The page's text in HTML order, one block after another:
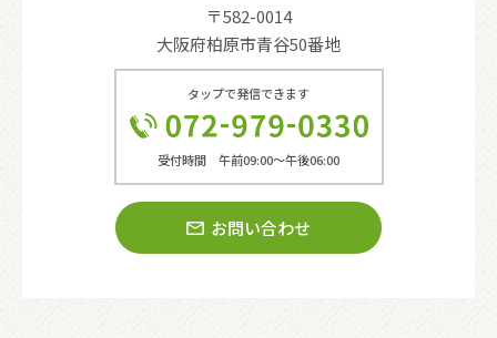
〒582-0014
大阪府柏原市青谷50番地
タップで発信できます
受付時間 午前09:00〜午後06:00
お問い合わせ